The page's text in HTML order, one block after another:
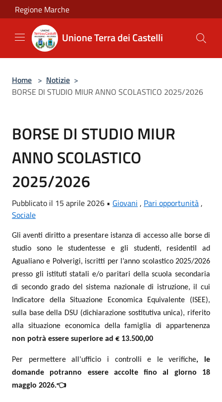
Salta al contenuto principale
Regione Marche
Unione Terra dei Castelli
Home > Notizie >
BORSE DI STUDIO MIUR ANNO SCOLASTICO 2025/2026
BORSE DI STUDIO MIUR
ANNO SCOLASTICO
2025/2026
Pubblicato il 15 aprile 2026 • Giovani , Pari opportunità,
Sociale
Gli aventi diritto a presentare istanza di accesso alle borse di
studio sono le studentesse e gli studenti, residentiI ad
Agualiano e Polverigi, iscritti per l’anno scolastico 2025/2026
presso gli istituti statali e/o paritari della scuola secondaria
di secondo grado del sistema nazionale di istruzione, il cui
Indicatore della Situazione Economica Equivalente (ISEE),
sulla base della DSU (dichiarazione sostitutiva unica), riferito
alla situazione economica della famiglia di appartenenza
non potrà essere superiore ad € 13.500,00
Per permettere all’ufficio i controlli e le verifiche, le
domande potranno essere accolte fino al giorno 18
maggio 2026.👈